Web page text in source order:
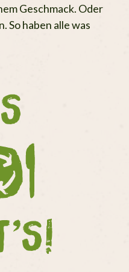
Geschmack. Oder
So haben alle was